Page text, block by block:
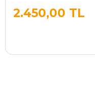
LT GRI
2.450,00 TL